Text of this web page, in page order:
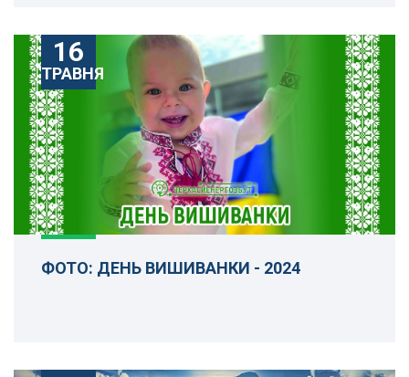
16
ТРАВНЯ
ФОТО: ДЕНЬ ВИШИВАНКИ - 2024